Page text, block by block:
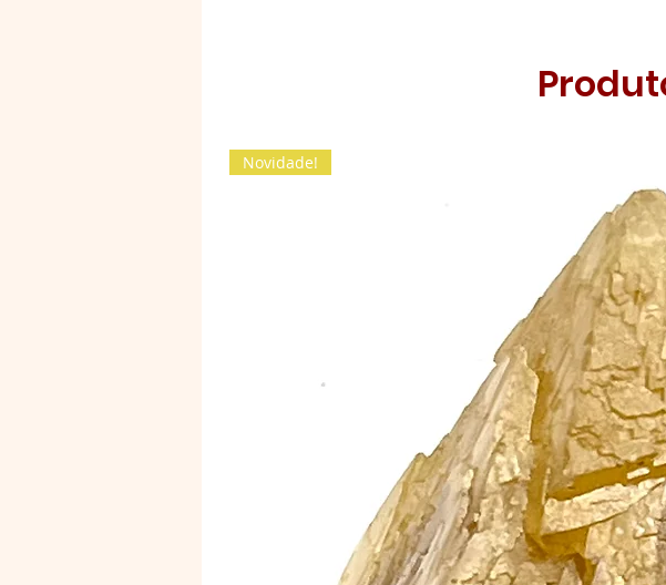
Novidade!